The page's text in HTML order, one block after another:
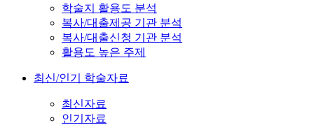
학술지 활용도 분석
복사/대출제공 기관 분석
복사/대출신청 기관 분석
활용도 높은 주제
최신/인기 학술자료
최신자료
인기자료